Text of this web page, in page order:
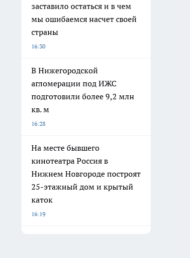
заставило остаться и в чем
мы ошибаемся насчет своей
страны
16:30
В Нижегородской
агломерации под ИЖС
подготовили более 9,2 млн
кв. м
16:28
На месте бывшего
кинотеатра Россия в
Нижнем Новгороде построят
25-этажный дом и крытый
каток
16:19